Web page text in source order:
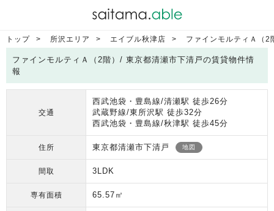
トップ 所沢エリア エイブル秋津店 ファインモルティＡ（2
ファインモルティＡ（2階）/ 東京都清瀬市下清戸の賃貸物件情
報
交通
西武池袋・豊島線/清瀬駅 徒歩26分
武蔵野線/東所沢駅 徒歩32分
西武池袋・豊島線/秋津駅 徒歩45分
住所 東京都清瀬市下清戸 地図
間取 3LDK
専有面積 65.57㎡